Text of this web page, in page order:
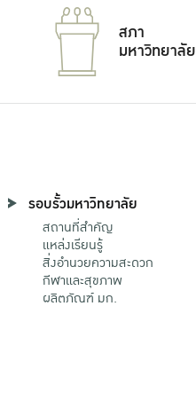
สภา
มหาวิทยาลัย
รอบรั้วมหาวิทยาลัย
สถานที่สำคัญ
แหล่งเรียนรู้
สิ่งอำนวยความสะดวก
กีฬาและสุขภาพ
ผลิตภัณฑ์ มก.